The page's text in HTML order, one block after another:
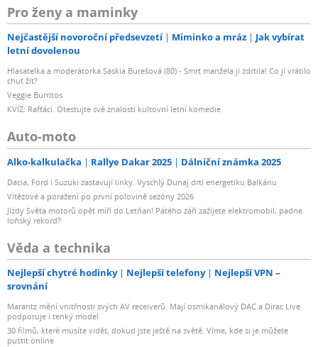
Pro ženy a maminky
Nejčastější novoroční předsevzetí Miminko a mráz
Jak vybírat
letní dovolenou
Hlasatelka a moderátorka Saskia Burešová (80) - Smrt manžela ji zdrtila! Co jí vrátilo
chuť žít?
Veggie Burritos
KVÍZ: Rafťáci. Otestujte své znalosti kultovní letní komedie
Auto-moto
Alko-kalkulačka Rallye Dakar 2025 Dálniční známka 2025
Dacia, Ford i Suzuki zastavují linky. Vyschlý Dunaj drtí energetiku Balkánu
Vítězové a poražení po první polovině sezóny 2026
Jízdy Světa motorů opět míří do Letňan! Pátého září zažijete elektromobil, padne
loňský rekord?
Věda a technika
Nejlepší chytré hodinky Nejlepší telefony
Nejlepší VPN –
srovnání
Marantz mění vnitřnosti svých AV receiverů. Mají osmikanálový DAC a Dirac Live
podporuje i tenký model
30 filmů, které musíte vidět, dokud jste ještě na světě. Víme, kde si je můžete
pustit online